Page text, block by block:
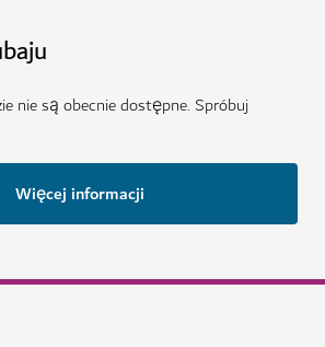
nie są obecnie dostępne. Spróbuj
Więcej informacji